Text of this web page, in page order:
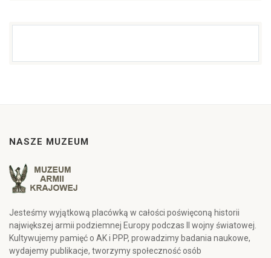
NASZE MUZEUM
Jesteśmy wyjątkową placówką w całości poświęconą historii
największej armii podziemnej Europy podczas II wojny światowej.
Kultywujemy pamięć o AK i PPP, prowadzimy badania naukowe,
wydajemy publikacje, tworzymy społeczność osób